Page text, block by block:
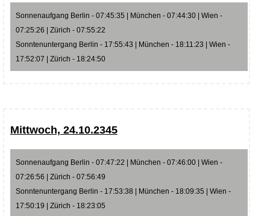
Sonnenaufgang Berlin - 07:45:35 | München - 07:44:30 | Wien -
07:25:26 | Zürich - 07:55:22
Sonntenuntergang Berlin - 17:55:43 | München - 18:11:23 | Wien -
17:52:07 | Zürich - 18:24:50
Mittwoch, 24.10.2345
Sonnenaufgang Berlin - 07:47:22 | München - 07:46:00 | Wien -
07:26:56 | Zürich - 07:56:49
Sonntenuntergang Berlin - 17:53:38 | München - 18:09:35 | Wien -
17:50:19 | Zürich - 18:23:05